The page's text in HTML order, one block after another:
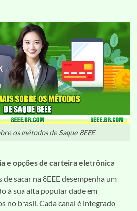
os métodos de Saque 8EEE
e opções de carteira eletrônica
sacar na 8EEE desempenha um
à sua alta popularidade em
no brasil. Cada canal é integrado